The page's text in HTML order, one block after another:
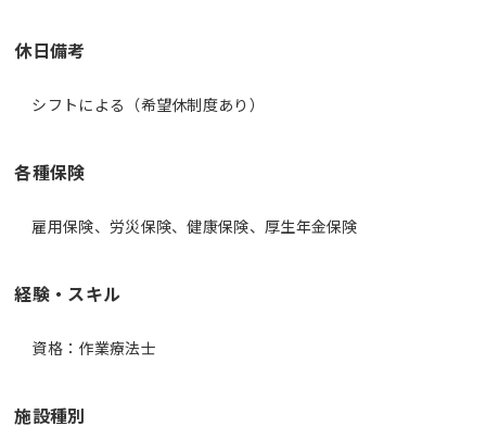
休日備考
シフトによる（希望休制度あり）
各種保険
雇用保険、労災保険、健康保険、厚生年金保険
経験・スキル
資格：作業療法士
施設種別